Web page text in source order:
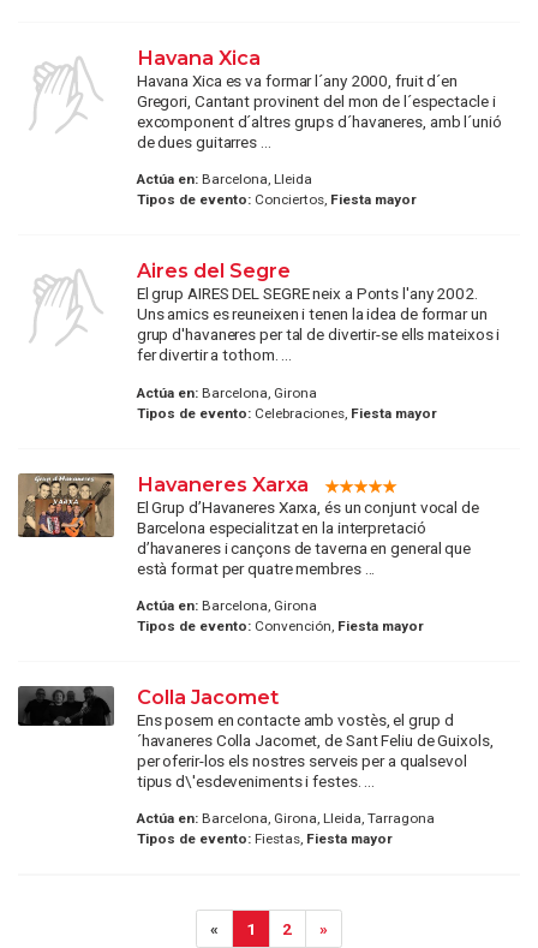
Havana Xica
Havana Xica es va formar l´any 2000, fruit d´en
Gregori, Cantant provinent del mon de l´espectacle i
excomponent d´altres grups d´havaneres, amb l´unió
de dues guitarres ...
Actúa en:Barcelona, Lleida
Tipos de evento:Conciertos, Fiesta mayor
Aires del Segre
El grup AIRES DEL SEGRE neix a Ponts l'any 2002.
Uns amics es reuneixen i tenen la idea de formar un
grup d'havaneres per tal de divertir-se ells mateixos i
fer divertir a tothom. ...
Actúa en:Barcelona, Girona
Tipos de evento:Celebraciones, Fiesta mayor
Havaneres Xarxa
El Grup d’Havaneres Xarxa, és un conjunt vocal de
Barcelona especialitzat en la interpretació
d’havaneres i cançons de taverna en general que
està format per quatre membres ...
Actúa en:Barcelona, Girona
Tipos de evento:Convención, Fiesta mayor
Colla Jacomet
Ens posem en contacte amb vostès, el grup d
´havaneres Colla Jacomet, de Sant Feliu de Guixols,
per oferir-los els nostres serveis per a qualsevol
tipus d\'esdeveniments i festes. ...
Actúa en:Barcelona, Girona, Lleida, Tarragona
Tipos de evento:Fiestas, Fiesta mayor
« 1 2 »